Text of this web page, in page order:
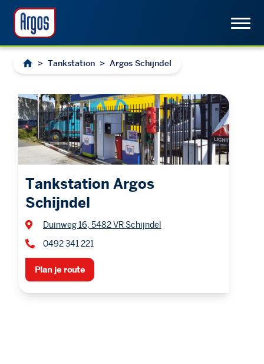
> Tankstation > Argos Schijndel
Tankstation Argos
Schijndel
Duinweg 16, 5482 VR Schijndel
0492 341 221
Plan je route